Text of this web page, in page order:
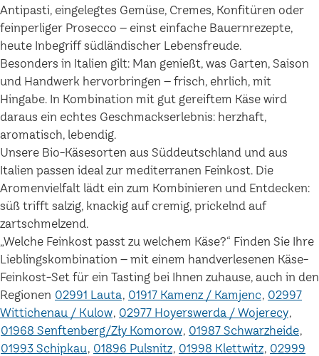
Antipasti, eingelegtes Gemüse, Cremes, Konfitüren oder
feinperliger Prosecco – einst einfache Bauernrezepte,
heute Inbegriff südländischer Lebensfreude.
Besonders in Italien gilt: Man genießt, was Garten, Saison
und Handwerk hervorbringen – frisch, ehrlich, mit
Hingabe. In Kombination mit gut gereiftem Käse wird
daraus ein echtes Geschmackserlebnis: herzhaft,
aromatisch, lebendig.
Unsere Bio-Käsesorten aus Süddeutschland und aus
Italien passen ideal zur mediterranen Feinkost. Die
Aromenvielfalt lädt ein zum Kombinieren und Entdecken:
süß trifft salzig, knackig auf cremig, prickelnd auf
zartschmelzend.
„Welche Feinkost passt zu welchem Käse?“ Finden Sie Ihre
Lieblingskombination – mit einem handverlesenen Käse-
Feinkost-Set für ein Tasting bei Ihnen zuhause, auch in den
Regionen 02991 Lauta 01917 Kamenz / Kamjenc 02997
Wittichenau / Kulow 02977 Hoyerswerda / Wojerecy
01968 Senftenberg/Zły Komorow 01987 Schwarzheide
01993 Schipkau 01896 Pulsnitz 01998 Klettwitz 02999